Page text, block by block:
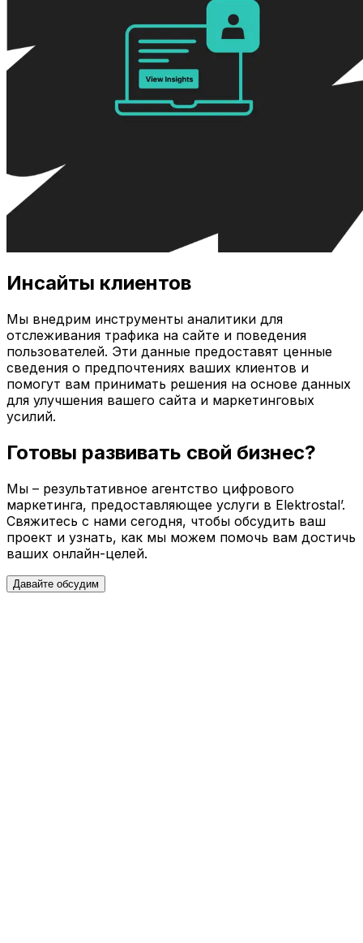
Инсайты клиентов
Мы внедрим инструменты аналитики для
отслеживания трафика на сайте и поведения
пользователей. Эти данные предоставят ценные
сведения о предпочтениях ваших клиентов и
помогут вам принимать решения на основе данных
для улучшения вашего сайта и маркетинговых
усилий.
Готовы развивать свой бизнес?
Мы – результативное агентство цифрового
маркетинга, предоставляющее услуги в Elektrostal’.
Свяжитесь с нами сегодня, чтобы обсудить ваш
проект и узнать, как мы можем помочь вам достичь
ваших онлайн-целей.
Давайте обсудим